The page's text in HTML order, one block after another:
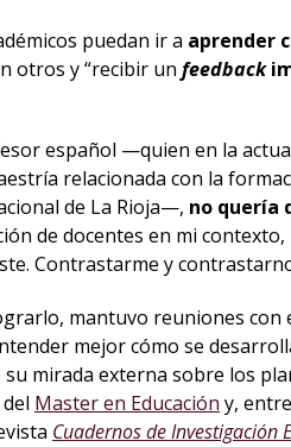
puedan ir a aprender
otros y “recibir un feedback
español —quien en la
relacionada con la
de La Rioja—, no quería
de docentes en mi
Contrastarme y
mantuvo reuniones con
mejor cómo se
su mirada externa sobre los
Master en Educación y,
Cuadernos de Investigación